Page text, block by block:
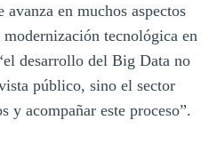
en muchos aspectos
tecnológica en
desarrollo del Big Data no
público, sino el sector
y acompañar este proceso”.